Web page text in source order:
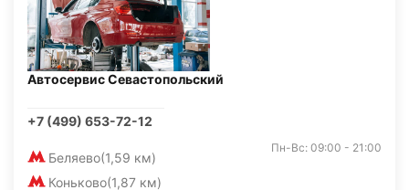
Автосервис Севастопольский
+7 (499) 653-72-12
Беляево(1,59 км)
Коньково(1,87 км)
Пн-Вс: 09:00 - 21:00